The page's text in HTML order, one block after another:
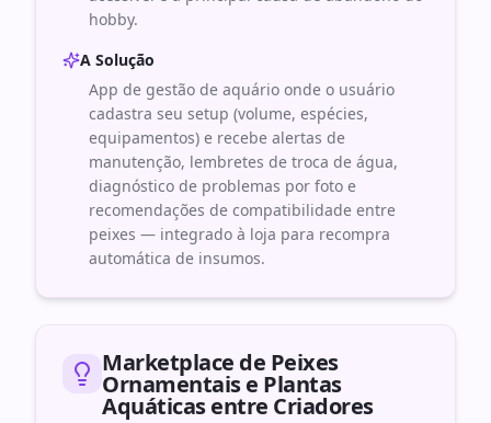
hobby.
A Solução
App de gestão de aquário onde o usuário
cadastra seu setup (volume, espécies,
equipamentos) e recebe alertas de
manutenção, lembretes de troca de água,
diagnóstico de problemas por foto e
recomendações de compatibilidade entre
peixes — integrado à loja para recompra
automática de insumos.
Marketplace de Peixes
Ornamentais e Plantas
Aquáticas entre Criadores